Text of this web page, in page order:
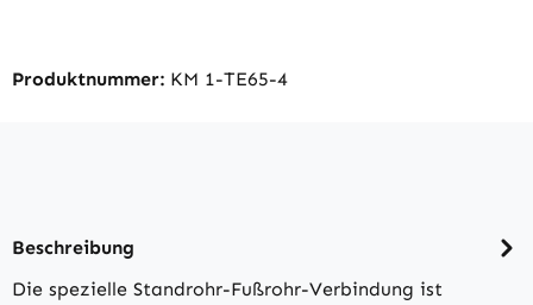
Produktnummer: KM 1-TE65-4
Beschreibung
Die spezielle Standrohr-Fußrohr-Verbindung ist